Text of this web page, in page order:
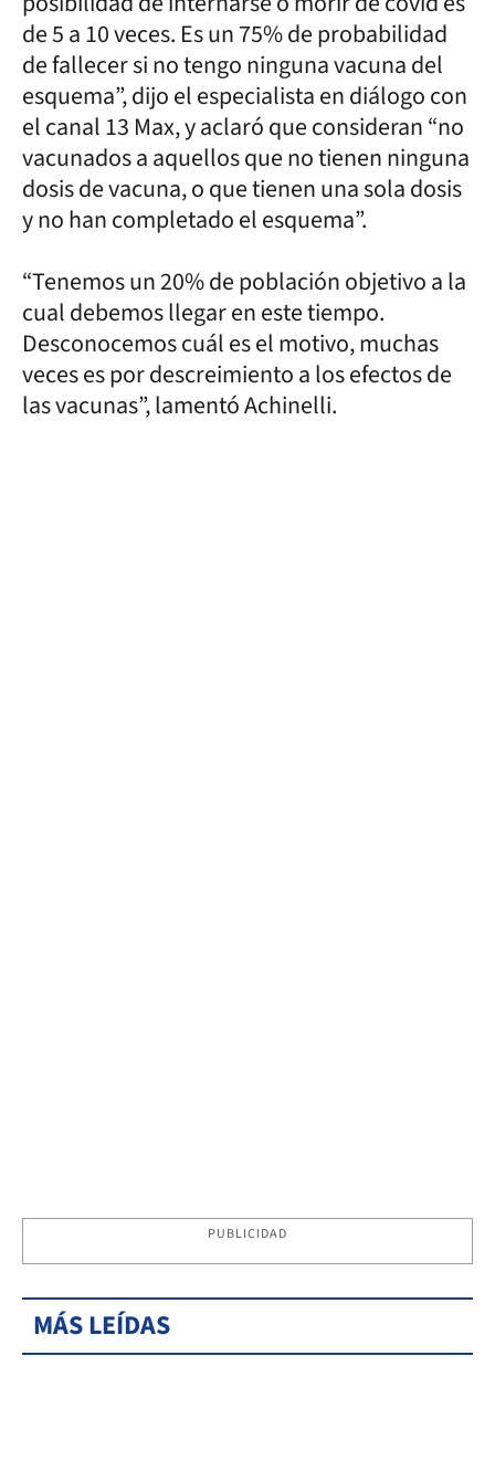
de 5 a 10 veces. Es un 75% de probabilidad
de fallecer si no tengo ninguna vacuna del
esquema”, dijo el especialista en diálogo con
el canal 13 Max, y aclaró que consideran “no
vacunados a aquellos que no tienen ninguna
dosis de vacuna, o que tienen una sola dosis
y no han completado el esquema”.
“Tenemos un 20% de población objetivo a la
cual debemos llegar en este tiempo.
Desconocemos cuál es el motivo, muchas
veces es por descreimiento a los efectos de
las vacunas”, lamentó Achinelli.
PUBLICIDAD
MÁS LEÍDAS